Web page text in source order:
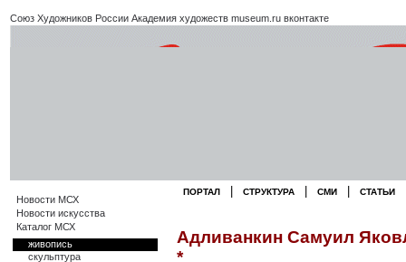
Союз Художников России Академия художеств museum.ru вконтакте
Новости МСХ
Новости искусства
Каталог МСХ
живопись
скульптура
ПОРТАЛ СТРУКТУРА СМИ СТАТЬИ
Адливанкин Самуил
*